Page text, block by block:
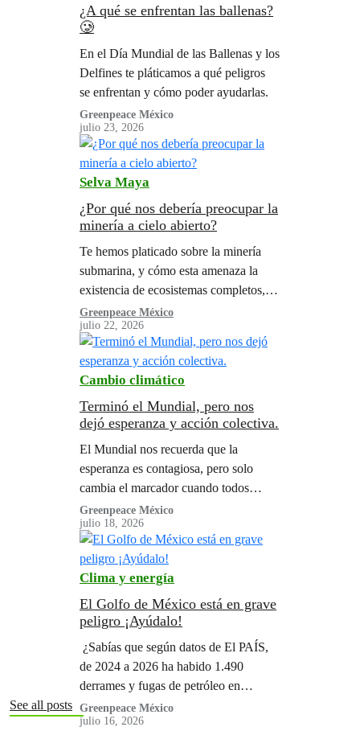
Mexicanos y autoridades competentes
¿A qué se enfrentan las ballenas?
🥲
En el Día Mundial de las Ballenas y los
Delfines te pláticamos a qué peligros
se enfrentan y cómo poder ayudarlas.
Greenpeace México
julio 23, 2026
Selva Maya
¿Por qué nos debería preocupar la
minería a cielo abierto?
Te hemos platicado sobre la minería
submarina, y cómo esta amenaza la
existencia de ecosistemas completos,
especies únicas y eventualmente
impacta la vida cotidiana de las
comunidades y personas de…
Greenpeace México
julio 22, 2026
Cambio climático
Terminó el Mundial, pero nos
dejó esperanza y acción colectiva.
El Mundial nos recuerda que la
esperanza es contagiosa, pero solo
cambia el marcador cuando todos
decidimos jugar en el mismo equipo.
Greenpeace México
julio 18, 2026
Clima y energía
El Golfo de México está en grave
peligro ¡Ayúdalo!
¿Sabías que según datos de El PAÍS,
de 2024 a 2026 ha habido 1.490
derrames y fugas de petróleo en
México? Te contamos como sumar tu
voz para evitar tantos desastres por
Greenpeace México
julio 16, 2026
See all posts